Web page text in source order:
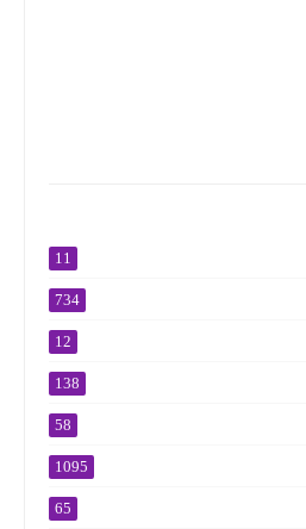
11
734
12
138
58
1095
65